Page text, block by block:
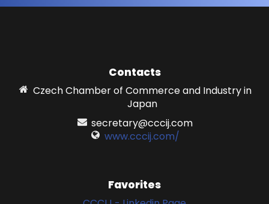
Contacts
Czech Chamber of Commerce and Industry in
Japan
secretary@cccij.com
www.cccij.com/
Favorites